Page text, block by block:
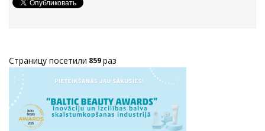
Страницу посетили 859раз